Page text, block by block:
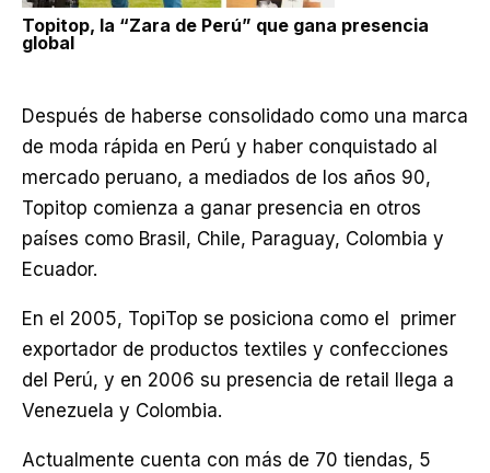
Topitop, la “Zara de Perú” que gana presencia
global
Después de haberse consolidado como una marca
de moda rápida en Perú y haber conquistado al
mercado peruano, a mediados de los años 90,
Topitop comienza a ganar presencia en otros
países como Brasil, Chile, Paraguay, Colombia y
Ecuador.
En el 2005, TopiTop se posiciona como el primer
exportador de productos textiles y confecciones
del Perú, y en 2006 su presencia de retail llega a
Venezuela y Colombia.
Actualmente cuenta con más de 70 tiendas, 5